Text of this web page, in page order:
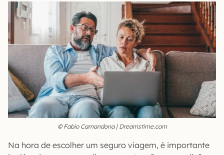
© Fabio Camandona | Dreamstime.com
Na hora de escolher um seguro viagem, é importante